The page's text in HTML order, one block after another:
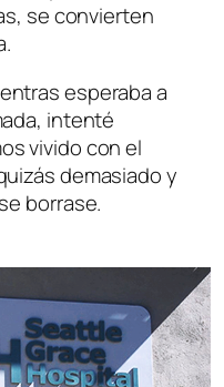
se convierten
esperaba a
intenté
vivido con el
demasiado y
borrase.